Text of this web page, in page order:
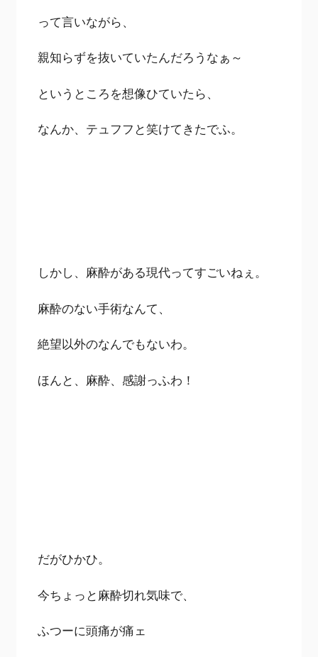
って言いながら、
親知らずを抜いていたんだろうなぁ～
というところを想像ひていたら、
なんか、テュフフと笑けてきたでふ。
しかし、麻酔がある現代ってすごいねぇ。
麻酔のない手術なんて、
絶望以外のなんでもないわ。
ほんと、麻酔、感謝っふわ！
だがひかひ。
今ちょっと麻酔切れ気味で、
ふつーに頭痛が痛ェ